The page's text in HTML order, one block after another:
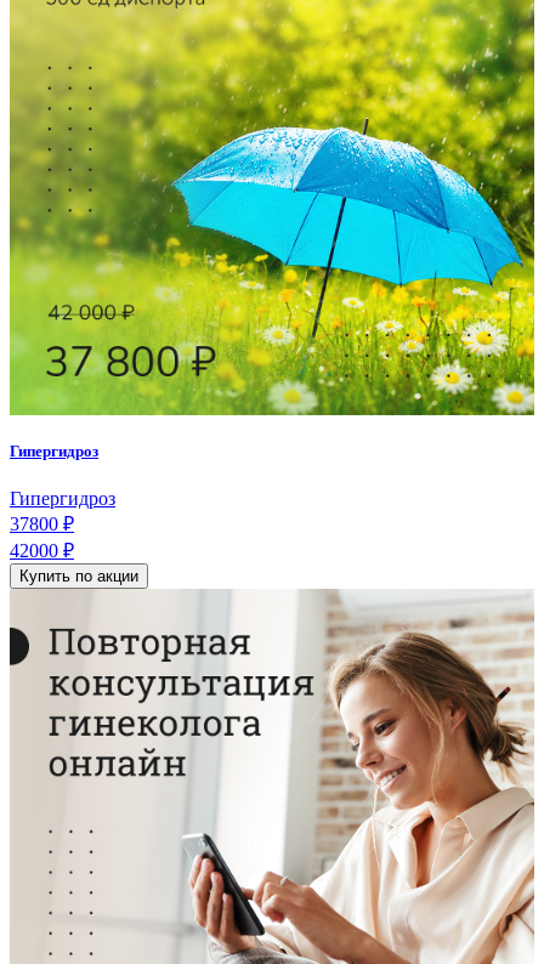
Гипергидроз
Гипергидроз
37800 ₽
42000 ₽
Купить по акции